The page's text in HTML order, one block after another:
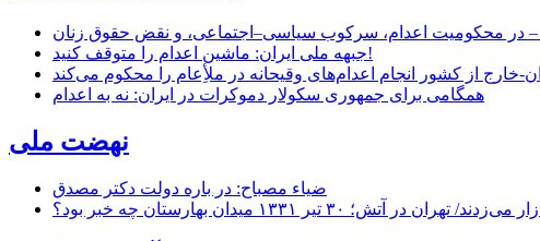
– در محکومیت اعدام، سرکوب سیاسی–اجتماعی، و نقض حقوق زنان
جبهه ملی ایران: ماشین اعدام را متوقف کنید!
خارج از کشور انجام اعدام‌های وقیحانه در ملأِعام را محکوم می‌کند
همگامی برای جمهوری سکولار دموکرات در ایران: نه به اعدام
نهضت ملی
ضیاء مصباح: در باره دولت دکتر مصدق
تیر ۱۳۳۱ میدان بهارستان چه خبر بود؟